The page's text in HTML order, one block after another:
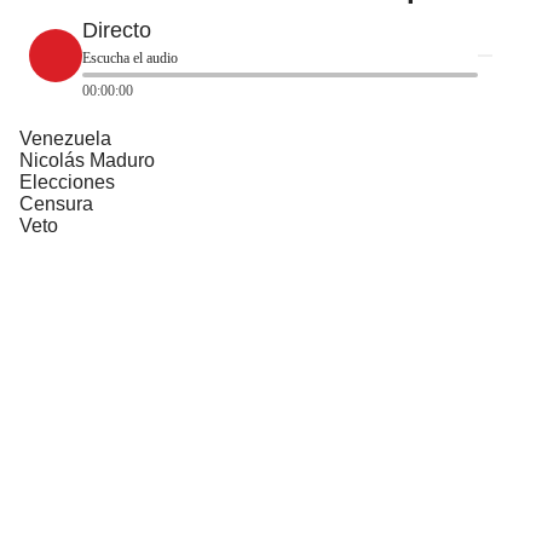
Directo
Escucha el audio
00:00:00
Venezuela
Nicolás Maduro
Elecciones
Censura
Veto